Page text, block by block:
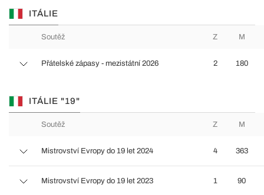
ITÁLIE
Soutěž Z M
Přátelské zápasy - mezistátní 2026 2 180
ITÁLIE "19"
Soutěž Z M
Mistrovství Evropy do 19 let 2024 4 363
Mistrovství Evropy do 19 let 2023 1 90